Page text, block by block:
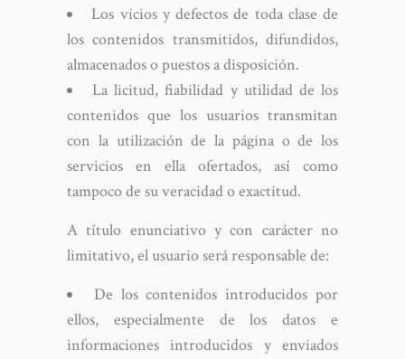
Los vicios y defectos de toda clase de
los contenidos transmitidos, difundidos,
almacenados o puestos a disposición.
La licitud, fiabilidad y utilidad de los
contenidos que los usuarios transmitan
con la utilización de la página o de los
servicios en ella ofertados, así como
tampoco de su veracidad o exactitud.
A título enunciativo y con carácter no
limitativo, el usuario será responsable de:
De los contenidos introducidos por
ellos, especialmente de los datos e
informaciones introducidos y enviados